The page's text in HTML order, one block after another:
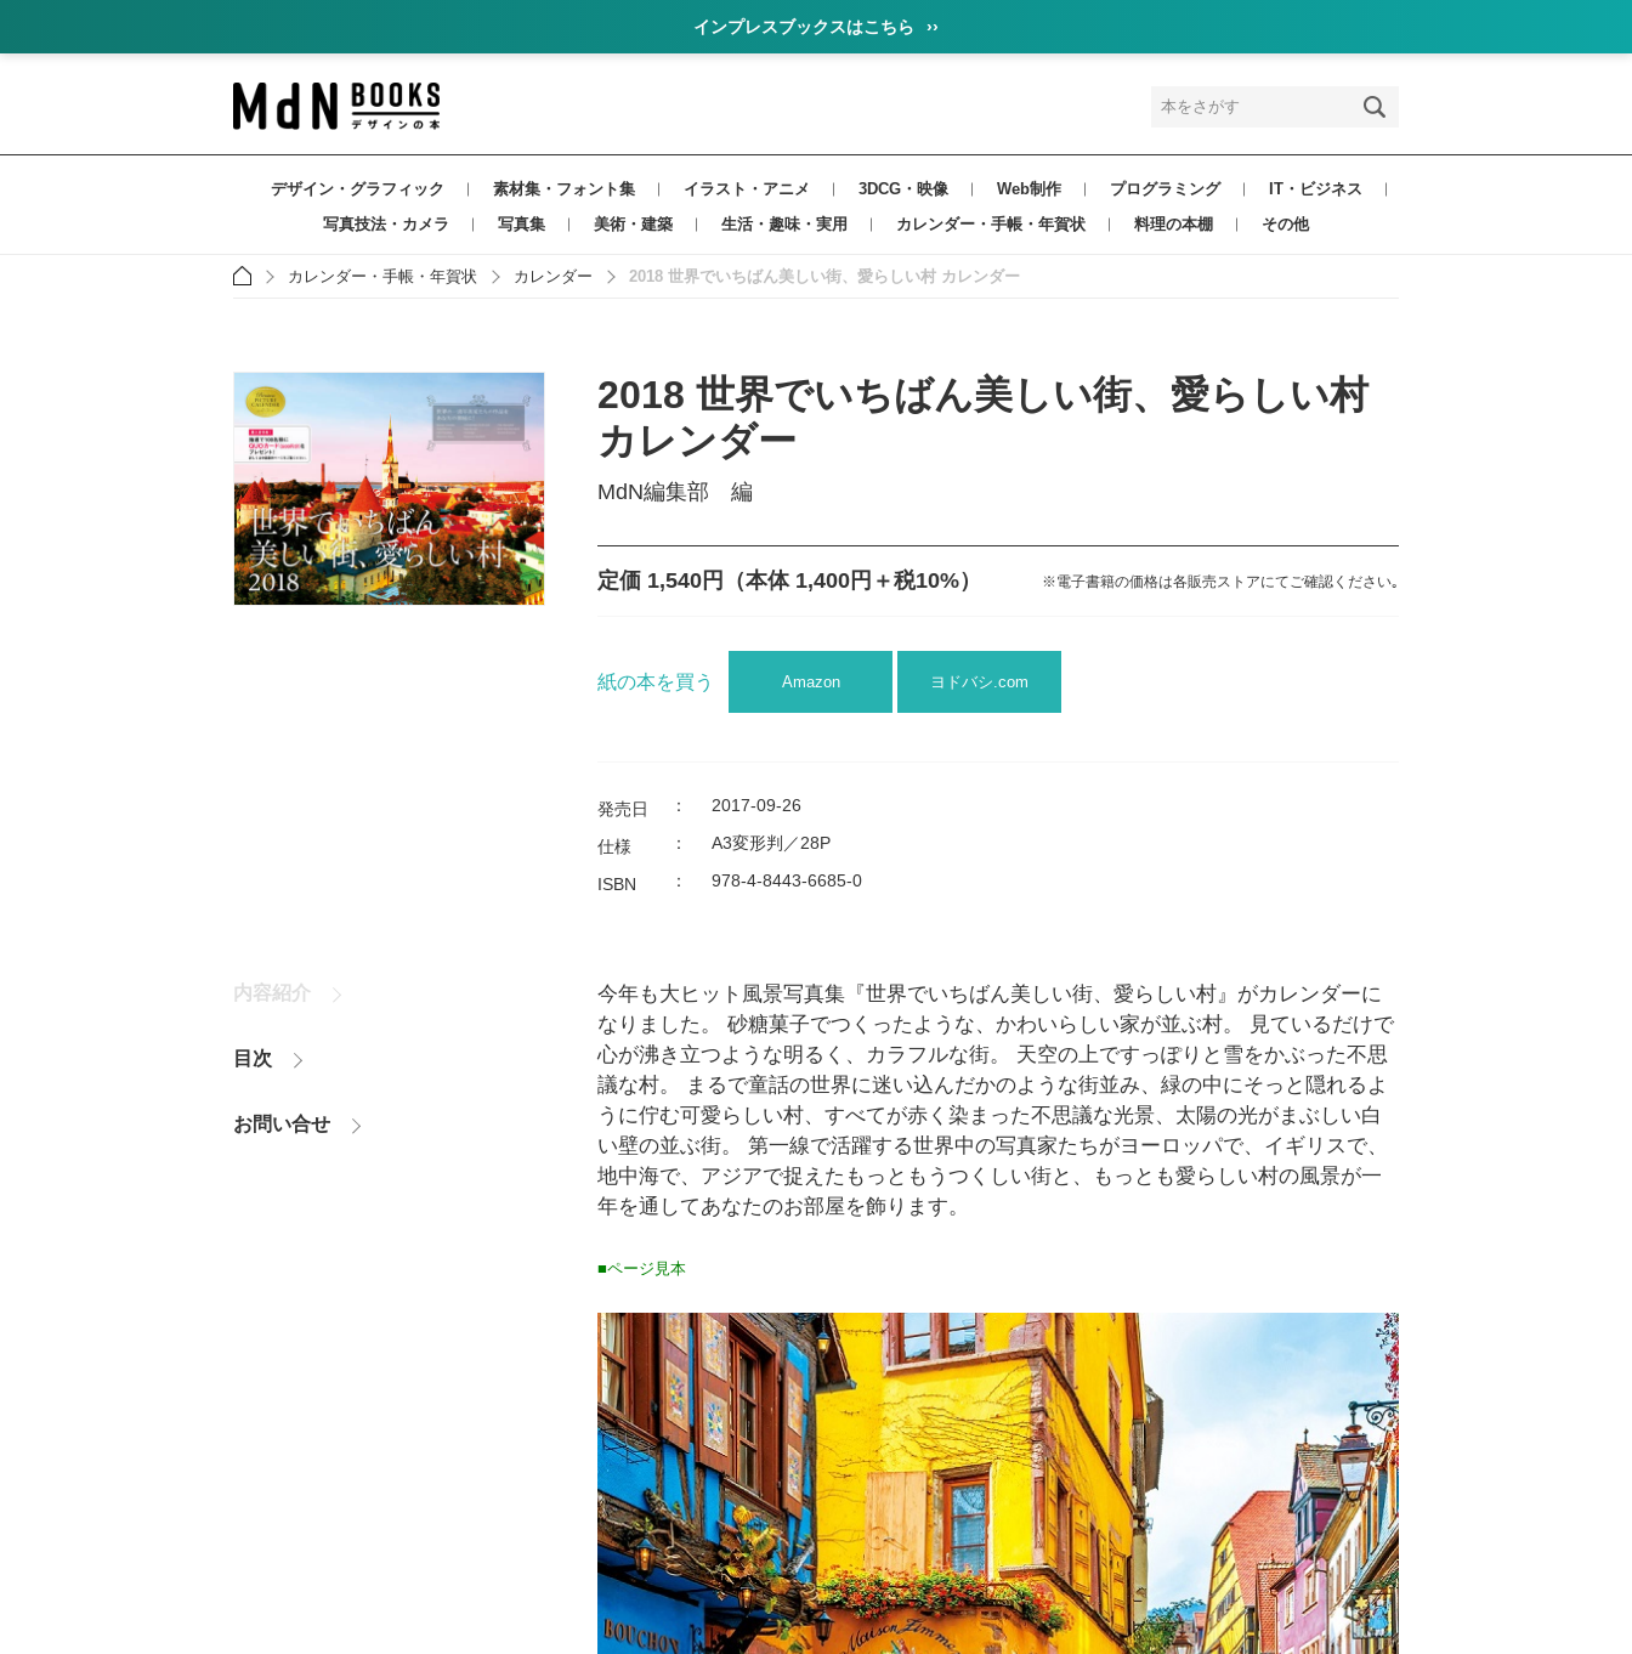
インプレスブックスはこちら ››
デザイン・グラフィック 素材集・フォント集 イラスト・アニメ 3DCG・映像 Web制作 プログラミング
IT・ビジネス
写真技法・カメラ
写真集 美術・建築 生活・趣味・実用 カレンダー・手帳・年賀状 料理の本棚 その他
カレンダー・手帳・年賀状 カレンダー 2018 世界でいちばん美しい街、愛らしい村 カレンダー
2018 世界でいちばん美しい街、愛らしい村
カレンダー
MdN編集部 編
定価 1,540円 （本体 1,400円＋税10%） ※電子書籍の価格は各販売ストアにてご確認ください｡
紙の本を買う Amazon ヨドバシ.com
発売日 ： 2017-09-26
仕様 ： A3変形判／28P
ISBN ： 978-4-8443-6685-0
内容紹介
目次
お問い合せ
今年も大ヒット風景写真集『世界でいちばん美しい街、愛らしい村』がカレンダーに
なりました。 砂糖菓子でつくったような、かわいらしい家が並ぶ村。 見ているだけで
心が沸き立つような明るく、カラフルな街。 天空の上ですっぽりと雪をかぶった不思
議な村。 まるで童話の世界に迷い込んだかのような街並み、緑の中にそっと隠れるよ
うに佇む可愛らしい村、すべてが赤く染まった不思議な光景、太陽の光がまぶしい白
い壁の並ぶ街。 第一線で活躍する世界中の写真家たちがヨーロッパで、イギリスで、
地中海で、アジアで捉えたもっともうつくしい街と、もっとも愛らしい村の風景が一
年を通してあなたのお部屋を飾ります。
■ページ見本